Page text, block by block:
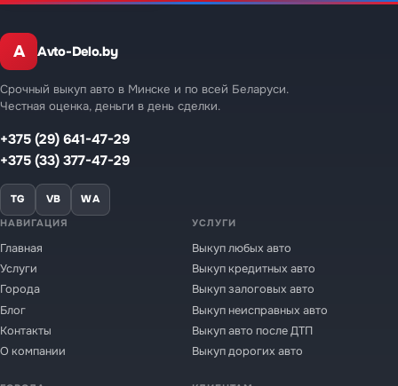
A Avto-Delo.by
Срочный выкуп авто в Минске и по всей Беларуси.
Честная оценка, деньги в день сделки.
+375 (29) 641-47-29
+375 (33) 377-47-29
TG VB WA
НАВИГАЦИЯ
Главная
Услуги
Города
Блог
Контакты
О компании
УСЛУГИ
Выкуп любых авто
Выкуп кредитных авто
Выкуп залоговых авто
Выкуп неисправных авто
Выкуп авто после ДТП
Выкуп дорогих авто